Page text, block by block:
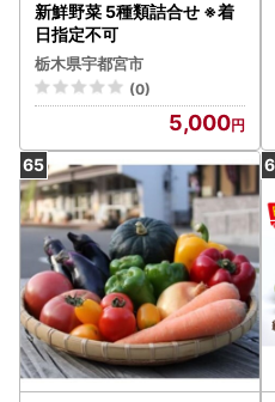
新鮮野菜 5種類詰合せ ※着
日指定不可
栃木県宇都宮市
(0)
5,000